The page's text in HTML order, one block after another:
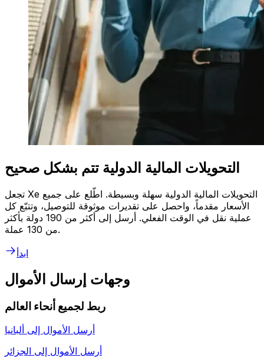
التحويلات المالية الدولية تتم بشكل صحيح
تجعل Xe التحويلات المالية الدولية سهلة وبسيطة. اطّلع على جميع
الأسعار مقدماً، واحصل على تقديرات موثوقة للتوصيل، وتتبّع كل
عملية نقل في الوقت الفعلي. أرسل إلى أكثر من 190 دولة بأكثر
من 130 عملة.
ابدأ
وجهات إرسال الأموال
ربط لجميع أنحاء العالم
أرسل الأموال إلى ألبانيا
أرسل الأموال إلى الجزائر